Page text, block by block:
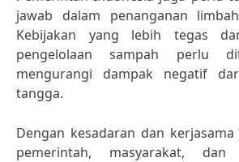
jawab dalam penanganan
Kebijakan yang lebih tegas
pengelolaan sampah perlu
mengurangi dampak negatif
tangga.
Dengan kesadaran dan
pemerintah, masyarakat,